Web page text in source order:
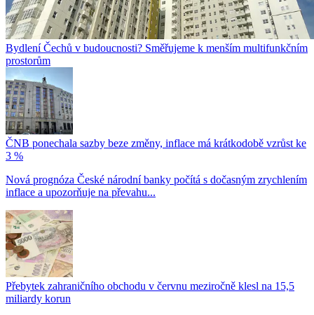
Bydlení Čechů v budoucnosti? Směřujeme k menším multifunkčním
prostorům
ČNB ponechala sazby beze změny, inflace má krátkodobě vzrůst ke
3 %
Nová prognóza České národní banky počítá s dočasným zrychlením
inflace a upozorňuje na převahu...
Přebytek zahraničního obchodu v červnu meziročně klesl na 15,5
miliardy korun